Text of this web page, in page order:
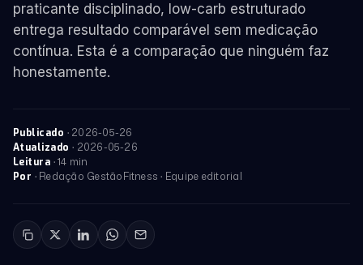
praticante disciplinado, low-carb estruturado
entrega resultado comparável sem medicação
contínua. Esta é a comparação que ninguém faz
honestamente.
Publicado · 2026-05-26
Atualizado · 2026-05-26
Leitura · 14 min
Por · Redação GestãoFitness · Equipe editorial